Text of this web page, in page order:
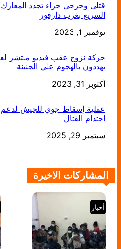
قتلى وجرحى جراء تجدد
السريع بغرب دارفور
التاريخ
نوفمبر 1, 2023
حركة نزوح عقب فيديو منتشر
يهددون بالهجوم علي الجنينة
التاريخ
أكتوبر 31, 2023
عملية إسقاط جوي للجيش
احتدام القتال
التاريخ
سبتمبر 29, 2025
المشاركات الاخيرة
أخبار